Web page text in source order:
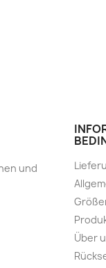
und
Über